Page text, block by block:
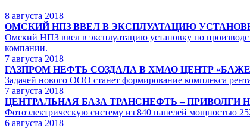
8 августа 2018
ОМСКИЙ НПЗ ВВЕЛ В ЭКСПЛУАТАЦИЮ
Омский НПЗ ввел в эксплуатацию установку по
компании.
7 августа 2018
ГАЗПРОМ НЕФТЬ СОЗДАЛА В ХМАО ЦЕНТР
Задачей нового ООО станет формирование комплекса
7 августа 2018
ЦЕНТРАЛЬНАЯ БАЗА ТРАНСНЕФТЬ –
Фотоэлектрическую систему из 840 панелей мощностью
6 августа 2018